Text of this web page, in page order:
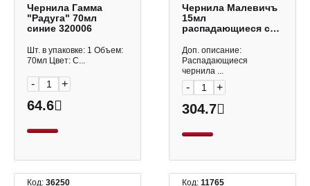
Чернила Гамма
"Радуга" 70мл
синие 320006
Шт. в упаковке: 1 Объем:
70мл Цвет: С...
- +
64.6
Чернила Малевичъ
15мл
распадающиеся с
"Галактический
маяк" 195197
Доп. описание:
Распадающиеся
чернила ...
- +
304.7
Код: 36250 Код:11765